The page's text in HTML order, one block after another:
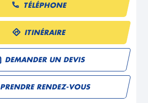
TÉLÉPHONE
ITINÉRAIRE
DEMANDER UN DEVIS
PRENDRE RENDEZ-VOUS